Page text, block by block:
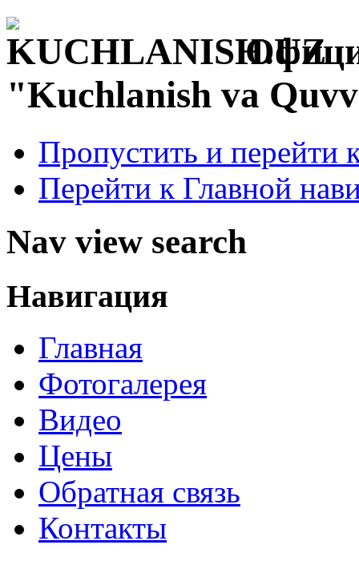
"Kuchlanish va
Пропустить и перейти
Перейти к Главной
Nav view search
Навигация
Главная
Фотогалерея
Видео
Цены
Обратная связь
Контакты